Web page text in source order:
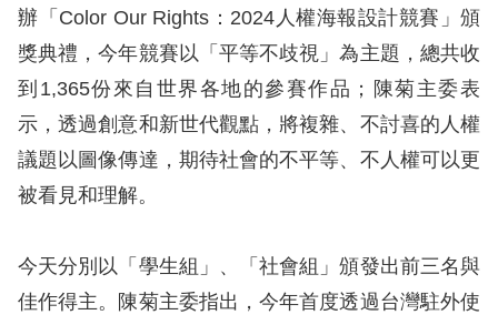
本
會
新
消
息
人
權
業
辦「Color Our Rights：2024人權海報設計競賽」頒
獎典禮，今年競賽以「平等不歧視」為主題，總共收
到1,365份來自世界各地的參賽作品；陳菊主委表
示，透過創意和新世代觀點，將複雜、不討喜的人權
議題以圖像傳達，期待社會的不平等、不人權可以更
被看見和理解。
今天分別以「學生組」、「社會組」頒發出前三名與
佳作得主。陳菊主委指出，今年首度透過台灣駐外使